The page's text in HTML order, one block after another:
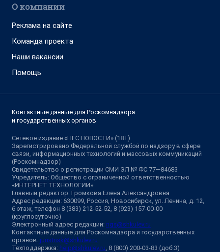
О компании
Реклама на сайте
Команда проекта
Наши вакансии
Помощь
Контактные данные для Роскомнадзора
и государственных органов
Сетевое издание «НГС.НОВОСТИ» (18+)
Зарегистрировано Федеральной службой по надзору в сфере
связи, информационных технологий и массовых коммуникаций
(Роскомнадзор)
Свидетельство о регистрации СМИ ЭЛ № ФС 77—84683
Учредитель: Общество с ограниченной ответственностью
«ИНТЕРНЕТ ТЕХНОЛОГИИ»
Главный редактор: Громкова Елена Александровна
Адрес редакции: 630099, Россия, Новосибирск, ул. Ленина, д. 12,
6 этаж, телефон 8 (383) 212-52-52, 8 (923) 157-00-00
(круглосуточно)
Электронный адрес редакции: ngs@shkulev.ru
Контактные данные для Роскомнадзора и государственных
органов: juristnsk@shkulev.ru
Техподдержка: help@shkulev.ru , 8 (800) 200-03-83 (доб.3)